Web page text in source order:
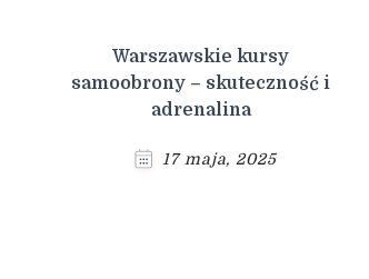
Warszawskie kursy
samoobrony – skuteczność i
adrenalina
17 maja, 2025